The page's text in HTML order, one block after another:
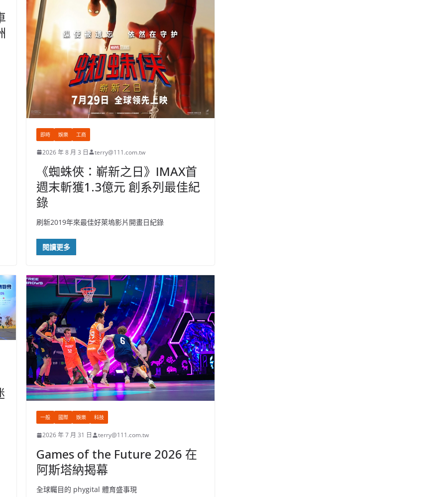
即時 娛樂 工商
2026 年 8 月 3 日 terry@111.com.tw
《蜘蛛俠：嶄新之日》IMAX首
週末斬獲1.3億元 創系列最佳紀
錄
刷新2019年來最佳好萊塢影片開畫日紀錄
閱讀更多
一般 國際 娛樂 科技
2026 年 7 月 31 日 terry@111.com.tw
Games of the Future 2026 在
阿斯塔納揭幕
全球矚目的 phygital 體育盛事現